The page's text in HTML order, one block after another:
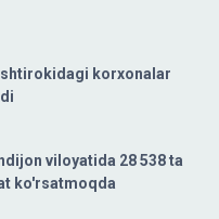
korxonalar
viloyatida 28 538 ta
ko'rsatmoqda